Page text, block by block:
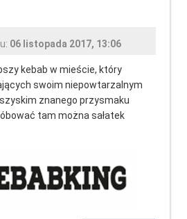
06 listopada 2017, 13:06
kebab w mieście, który
swoim niepowtarzalnym
znanego przysmaku
tam można sałatek